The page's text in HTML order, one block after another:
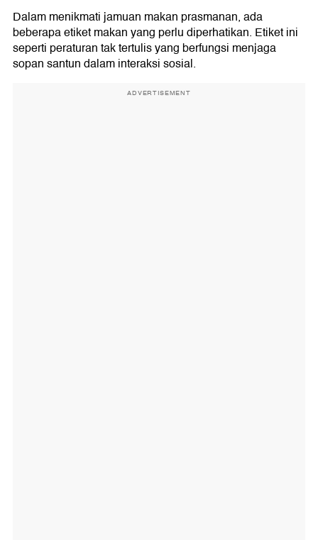
Dalam menikmati jamuan makan prasmanan, ada
beberapa etiket makan yang perlu diperhatikan. Etiket ini
seperti peraturan tak tertulis yang berfungsi menjaga
sopan santun dalam interaksi sosial.
ADVERTISEMENT